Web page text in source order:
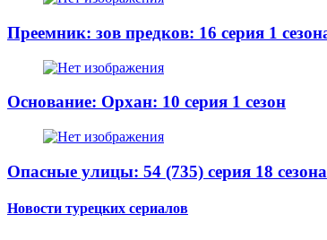
Преемник: зов предков: 16 серия 1
Основание: Орхан: 10 серия 1 сезон
Опасные улицы: 54 (735) серия 18 сезона
Новости турецких сериалов